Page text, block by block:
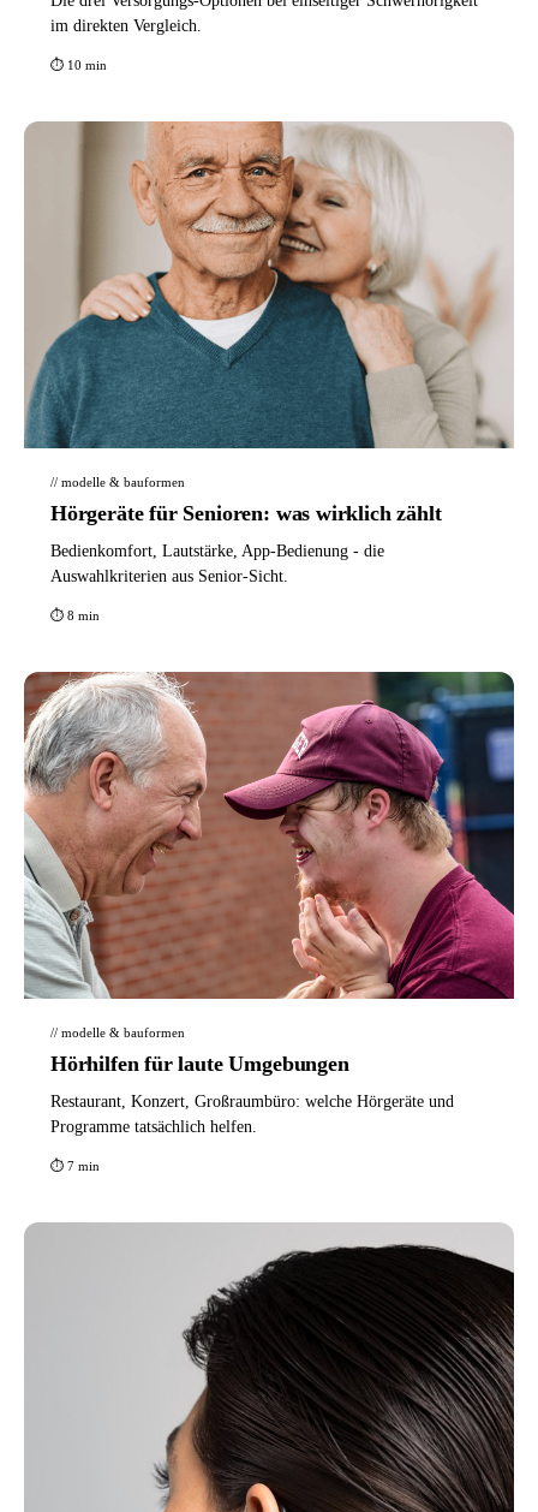
im direkten Vergleich.
⏱ 10 min
// modelle & bauformen
Hörgeräte für Senioren: was wirklich zählt
Bedienkomfort, Lautstärke, App-Bedienung - die
Auswahlkriterien aus Senior-Sicht.
⏱ 8 min
// modelle & bauformen
Hörhilfen für laute Umgebungen
Restaurant, Konzert, Großraumbüro: welche Hörgeräte und
Programme tatsächlich helfen.
⏱ 7 min